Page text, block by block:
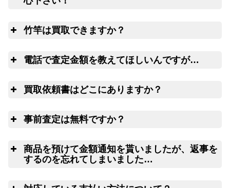
いただけます。お買取り出来ない状態の釣り道具が入っ
リールや釣り竿を梱包するダンボール、ケ
ースの無料配送サービス
竹竿は買取できますか？
電話で査定金額を教えてほしいんですが…
ウェブ
LINE
買取依頼書はどこにありますか？
ウェブフォーム
事前査定は無料ですか？
商品を預けて金額通知を貰いましたが、返事を
するのを忘れてしまいました…